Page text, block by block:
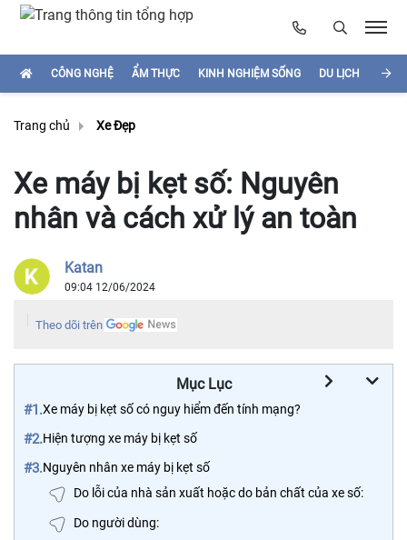
CÔNG NGHỆ ẨM THỰC KINH NGHIỆM SỐNG DU LỊCH
Trang chủ Xe Đẹp
Xe máy bị kẹt số: Nguyên
nhân và cách xử lý an toàn
Katan
09:04 12/06/2024
Theo dõi trên
Mục Lục
#1.Xe máy bị kẹt số có nguy hiểm đến tính mạng?
#2.Hiện tượng xe máy bị kẹt số
#3.Nguyên nhân xe máy bị kẹt số
Do lỗi của nhà sản xuất hoặc do bản chất của xe số:
Do người dùng: